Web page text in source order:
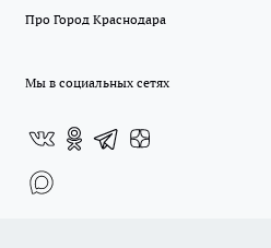
Про Город Краснодара
Мы в социальных сетях